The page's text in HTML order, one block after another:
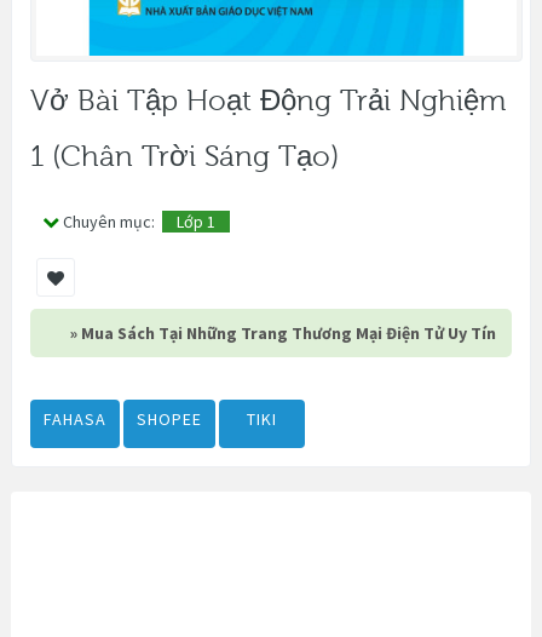
Vở Bài Tập Hoạt Động Trải Nghiệm
1 (Chân Trời Sáng Tạo)
Chuyên mục: Lớp 1
» Mua Sách Tại Những Trang Thương Mại Điện Tử Uy Tín
FAHASA SHOPEE TIKI